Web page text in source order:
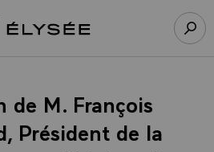
Retour à l’accueil Élysée
de M. François
Président de la